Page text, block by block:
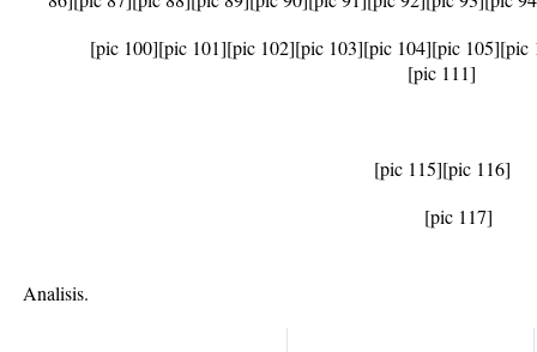
[pic 100][pic 101][pic 102][pic 103][pic 104][pic 105][pic
[pic 111]
[pic 115][pic 116]
[pic 117]
Analisis.